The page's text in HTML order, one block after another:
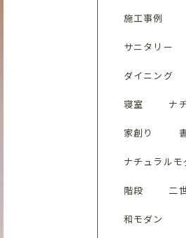
施工事例
サニタリー
ダイニング
寝室 ナ
家創り
ナチュラルモ
階段 二
和モダン